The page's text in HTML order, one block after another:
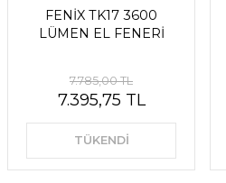
FENİX TK17 3600
LÜMEN EL FENERİ
7.785,00 TL
7.395,75 TL
TÜKENDİ